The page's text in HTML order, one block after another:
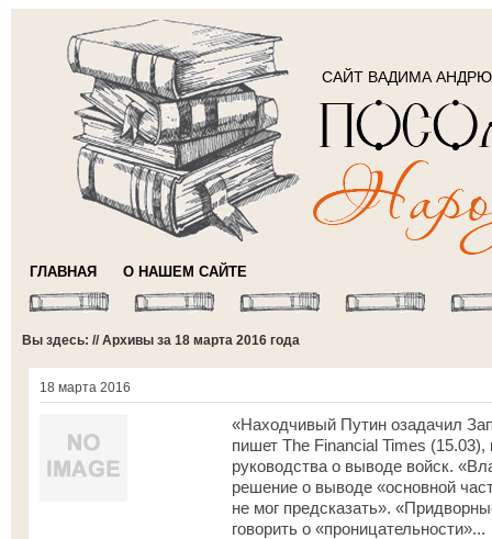
САЙТ ВАДИМА
ГЛАВНАЯ О НАШЕМ САЙТЕ
Вы здесь: // Архивы за 18 марта 2016 года
18 марта 2016
«Находчивый Путин озадачил
пишет The Financial Times
руководства о выводе войск.
решение о выводе «основной
не мог предсказать».
говорить о «проницательности»...